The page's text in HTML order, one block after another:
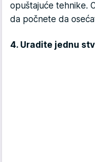
opuštajuće tehnike.
da počnete da
4. Uradite jednu